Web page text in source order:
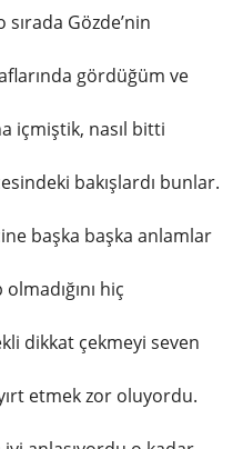
sırada Gözde’nin
gördüğüm ve
içmiştik, nasıl bitti
bakışlardı bunlar.
başka başka anlamlar
hiç
dikkat çekmeyi seven
etmek zor oluyordu.